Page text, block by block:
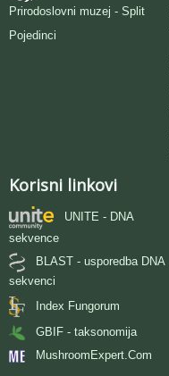
Prirodoslovni muzej - Split
Pojedinci
Korisni linkovi
UNITE - DNA
sekvence
BLAST - usporedba DNA
sekvenci
Index Fungorum
GBIF - taksonomija
MushroomExpert.Com